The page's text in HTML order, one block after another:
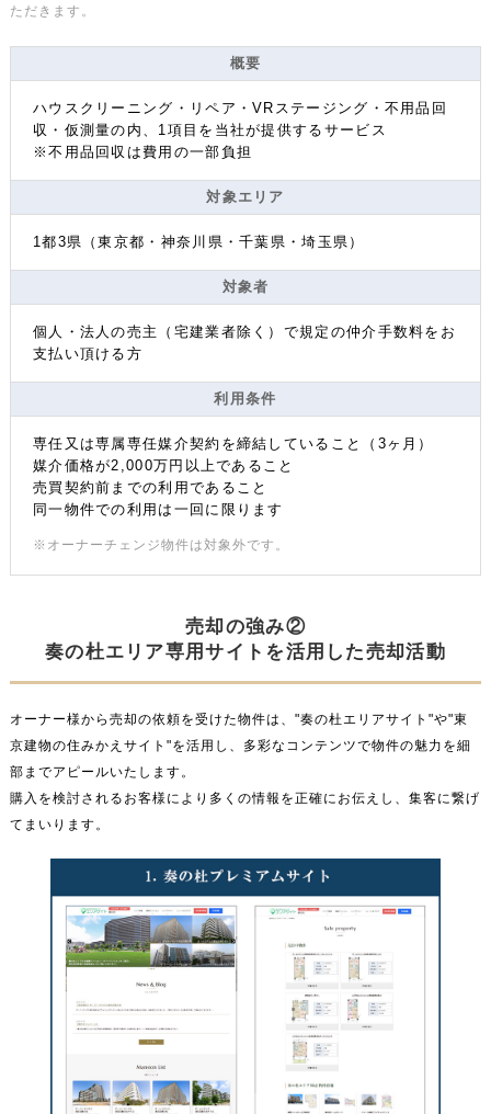
ただきます。
概要
ハウスクリーニング・リペア・VRステージング・不用品回
収・仮測量の内、1項目を当社が提供するサービス
※不用品回収は費用の一部負担
対象エリア
1都3県（東京都・神奈川県・千葉県・埼玉県）
対象者
個人・法人の売主（宅建業者除く）で規定の仲介手数料をお
支払い頂ける方
利用条件
専任又は専属専任媒介契約を締結していること（3ヶ月）
媒介価格が2,000万円以上であること
売買契約前までの利用であること
同一物件での利用は一回に限ります
※オーナーチェンジ物件は対象外です。
売却の強み②
奏の杜エリア専用サイトを活用した売却活動
オーナー様から売却の依頼を受けた物件は、"奏の杜エリアサイト"や"東
京建物の住みかえサイト"を活用し、多彩なコンテンツで物件の魅力を細
部までアピールいたします。
購入を検討されるお客様により多くの情報を正確にお伝えし、集客に繋げ
てまいります。